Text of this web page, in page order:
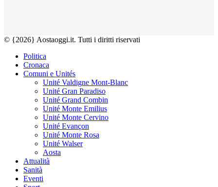
© {2026} Aostaoggi.it. Tutti i diritti riservati
Politica
Cronaca
Comuni e Unités
Unité Valdigne Mont-Blanc
Unité Gran Paradiso
Unité Grand Combin
Unité Monte Emilius
Unité Monte Cervino
Unité Evançon
Unité Monte Rosa
Unité Walser
Aosta
Attualità
Sanità
Eventi